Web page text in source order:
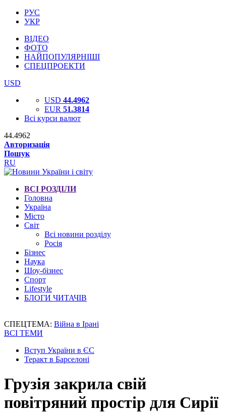
РУС
УКР
ВІДЕО
ФОТО
НАЙПОПУЛЯРНІШІ
СПЕЦПРОЕКТИ
USD
USD 44.4962
EUR 51.3814
Всі курси валют
44.4962
Авторизація
Пошук
RU
ВСІ РОЗДІЛИ
Головна
Україна
Місто
Світ
Всі новини розділу
Росія
Бізнес
Наука
Шоу-бізнес
Спорт
Lifestyle
БЛОГИ ЧИТАЧІВ
СПЕЦТЕМА: Війна в Ірані
ВСІ ТЕМИ
Вступ України в ЄС
Теракт в Барселоні
Грузія закрила свій
повітряний простір для Сирії